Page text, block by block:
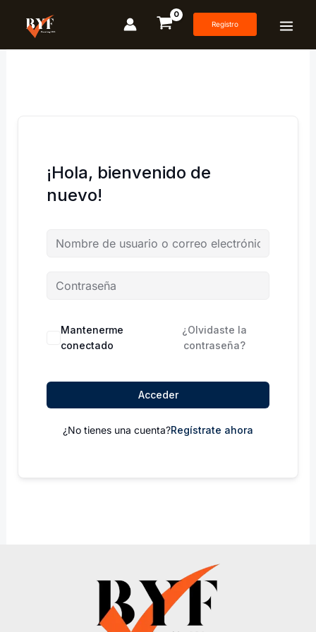
contenido
Registro
¡Hola, bienvenido de
nuevo!
Mantenerme
conectado
¿Olvidaste la
contraseña?
Acceder
¿No tienes una cuenta?Regístrate ahora